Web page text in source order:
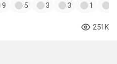
9 5 3 3 1
251K